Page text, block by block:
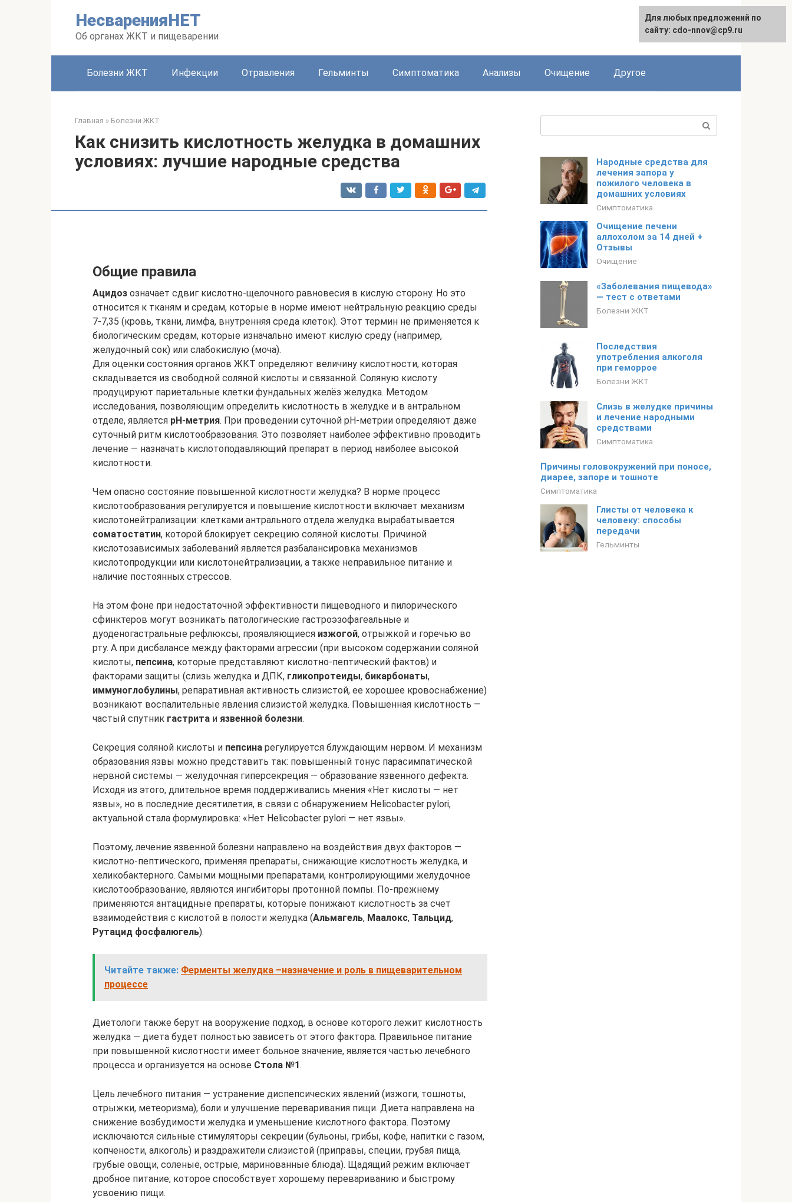
НесваренияНЕТ
Об органах ЖКТ и пищеварении
Болезни ЖКТ Инфекции Отравления Гельминты Симптоматика Анализы Очищение Другое
Главная » Болезни ЖКТ
Как снизить кислотность желудка в домашних
условиях: лучшие народные средства
Общие правила
Ацидоз означает сдвиг кислотно-щелочного равновесия в кислую сторону. Но это
относится к тканям и средам, которые в норме имеют нейтральную реакцию среды
7-7,35 (кровь, ткани, лимфа, внутренняя среда клеток). Этот термин не применяется к
биологическим средам, которые изначально имеют кислую среду (например,
желудочный сок) или слабокислую (моча).
Для оценки состояния органов ЖКТ определяют величину кислотности, которая
складывается из свободной соляной кислоты и связанной. Соляную кислоту
продуцируют париетальные клетки фундальных желёз желудка. Методом
исследования, позволяющим определить кислотность в желудке и в антральном
отделе, является рН-метрия. При проведении суточной рН-метрии определяют даже
суточный ритм кислотообразования. Это позволяет наиболее эффективно проводить
лечение — назначать кислотоподавляющий препарат в период наиболее высокой
кислотности.
Чем опасно состояние повышенной кислотности желудка? В норме процесс
кислотообразования регулируется и повышение кислотности включает механизм
кислотонейтрализации: клетками антрального отдела желудка вырабатывается
соматостатин, которой блокирует секрецию соляной кислоты. Причиной
кислотозависимых заболеваний является разбалансировка механизмов
кислотопродукции или кислотонейтрализации, а также неправильное питание и
наличие постоянных стрессов.
На этом фоне при недостаточной эффективности пищеводного и пилорического
сфинктеров могут возникать патологические гастроэзофагеальные и
дуоденогастральные рефлюксы, проявляющиеся изжогой, отрыжкой и горечью во
рту. А при дисбалансе между факторами агрессии (при высоком содержании соляной
кислоты, пепсина, которые представляют кислотно-пептический фактов) и
факторами защиты (слизь желудка и ДПК, гликопротеиды, бикарбонаты,
иммуноглобулины, репаративная активность слизистой, ее хорошее кровоснабжение)
возникают воспалительные явления слизистой желудка. Повышенная кислотность —
частый спутник гастрита и язвенной болезни.
Секреция соляной кислоты и пепсина регулируется блуждающим нервом. И механизм
образования язвы можно представить так: повышенный тонус парасимпатической
нервной системы — желудочная гиперсекреция — образование язвенного дефекта.
Исходя из этого, длительное время поддерживались мнения «Нет кислоты — нет
язвы», но в последние десятилетия, в связи с обнаружением Helicobacter pylori,
актуальной стала формулировка: «Нет Helicobacter pylori — нет язвы».
Поэтому, лечение язвенной болезни направлено на воздействия двух факторов —
кислотно-пептического, применяя препараты, снижающие кислотность желудка, и
хеликобактерного. Самыми мощными препаратами, контролирующими желудочное
кислотообразование, являются ингибиторы протонной помпы. По-прежнему
применяются антацидные препараты, которые понижают кислотность за счет
взаимодействия с кислотой в полости желудка (Альмагель, Маалокс, Тальцид,
Рутацид фосфалюгель).
Читайте также: Ферменты желудка –назначение и роль в пищеварительном
процессе
Диетологи также берут на вооружение подход, в основе которого лежит кислотность
желудка — диета будет полностью зависеть от этого фактора. Правильное питание
при повышенной кислотности имеет больное значение, является частью лечебного
процесса и организуется на основе Стола №1.
Цель лечебного питания — устранение диспепсических явлений (изжоги, тошноты,
отрыжки, метеоризма), боли и улучшение переваривания пищи. Диета направлена на
снижение возбудимости желудка и уменьшение кислотного фактора. Поэтому
исключаются сильные стимуляторы секреции (бульоны, грибы, кофе, напитки с газом,
копчености, алкоголь) и раздражители слизистой (приправы, специи, грубая пища,
грубые овощи, соленые, острые, маринованные блюда). Щадящий режим включает
дробное питание, которое способствует хорошему перевариванию и быстрому
усвоению пищи.
Народные средства для
лечения запора у
пожилого человека в
домашних условиях
Симптоматика
Очищение печени
аллохолом за 14 дней +
Отзывы
Очищение
«Заболевания пищевода»
— тест с ответами
Болезни ЖКТ
Последствия
употребления алкоголя
при геморрое
Болезни ЖКТ
Слизь в желудке причины
и лечение народными
средствами
Симптоматика
Причины головокружений при поносе,
диарее, запоре и тошноте
Симптоматика
Глисты от человека к
человеку: способы
передачи
Гельминты
Для любых предложений по
сайту: cdo-nnov@cp9.ru